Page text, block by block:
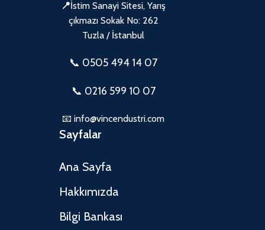
📍İstim Sanayi Sitesi, Yarış
çıkmazı Sokak No: 262
Tuzla / İstanbul
📞 0505 494 14 07
📞 0216 599 10 07
📧 info@vincendustri.com
Sayfalar
Ana Sayfa
Hakkımızda
Bilgi Bankası